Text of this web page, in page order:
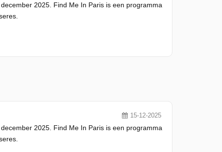
2025. Find Me In Paris is een programma
15-12-2025
2025. Find Me In Paris is een programma